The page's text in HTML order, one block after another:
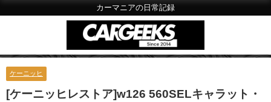
カーマニアの日常記録
ケーニッヒ
[ケーニッヒレストア]w126 560SELキャラット・